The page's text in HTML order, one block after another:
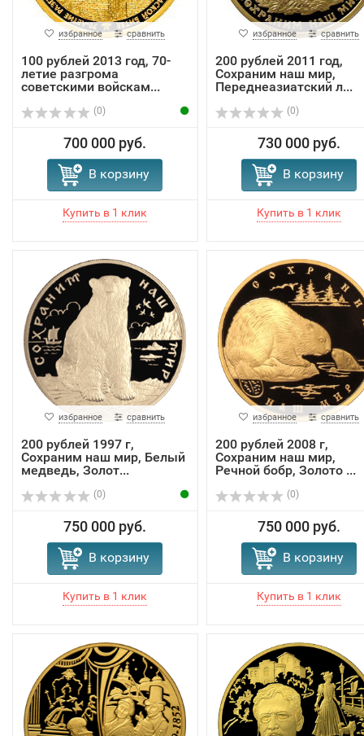
избранное сравнить
100 рублей 2013 год, 70-
летие разгрома
советскими войскам...
(0)
700 000 руб.
В корзину
избранное сравнить
200 рублей 2011 год,
Сохраним наш мир,
Переднеазиатский л...
(0)
730 000 руб.
В корзину
избранное сравнить
200 рублей 1997 г,
Сохраним наш мир, Белый
медведь, Золот...
(0)
750 000 руб.
В корзину
избранное сравнить
200 рублей 2008 г,
Сохраним наш мир,
Речной бобр, Золото ...
(0)
750 000 руб.
В корзину